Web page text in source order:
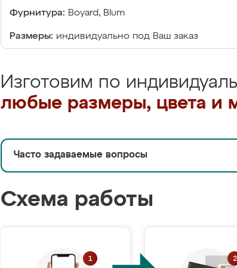
Фурнитура: Boyard, Blum
Размеры: индивидуально под Ваш заказ
Изготовим по
любые размеры, цвета и
Часто задаваемые вопросы
Схема работы